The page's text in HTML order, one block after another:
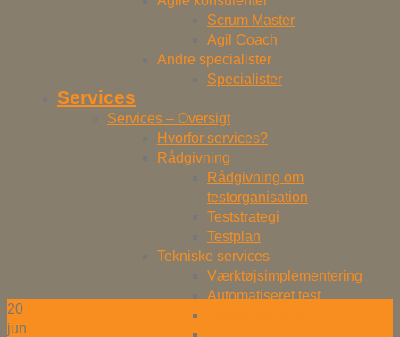
Scrum Master
Agil Coach
Andre specialister
Specialister
Services
Services – Oversigt
Hvorfor services?
Rådgivning
Rådgivning om
testorganisation
Teststrategi
Testplan
Tekniske services
Værktøjsimplementering
Automatiseret test
20
jun